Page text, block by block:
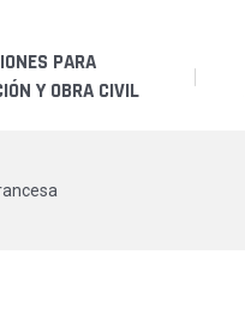
PARA
Y OBRA CIVIL